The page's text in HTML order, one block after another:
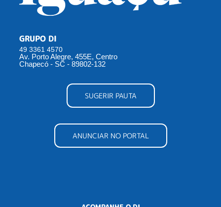
GRUPO DI
49 3361 4570
Av. Porto Alegre, 455E, Centro
Chapecó - SC - 89802-132
SUGERIR PAUTA
ANUNCIAR NO PORTAL